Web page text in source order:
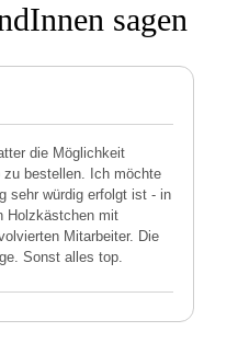
sagen
die Möglichkeit
bestellen. Ich möchte
sehr würdig erfolgt ist - in
Holzkästchen mit
Mitarbeiter. Die
Sonst alles top.